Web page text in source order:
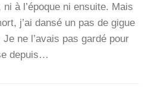
à l’é­poque ni ensuite. Mais
j’ai dan­sé un pas de gigue
ne l’a­vais pas gar­dé pour
depuis…